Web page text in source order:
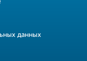
данных